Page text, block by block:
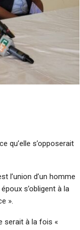
qu’elle s’opposerait
l’union d’un homme
s’obligent à la
».
serait à la fois «